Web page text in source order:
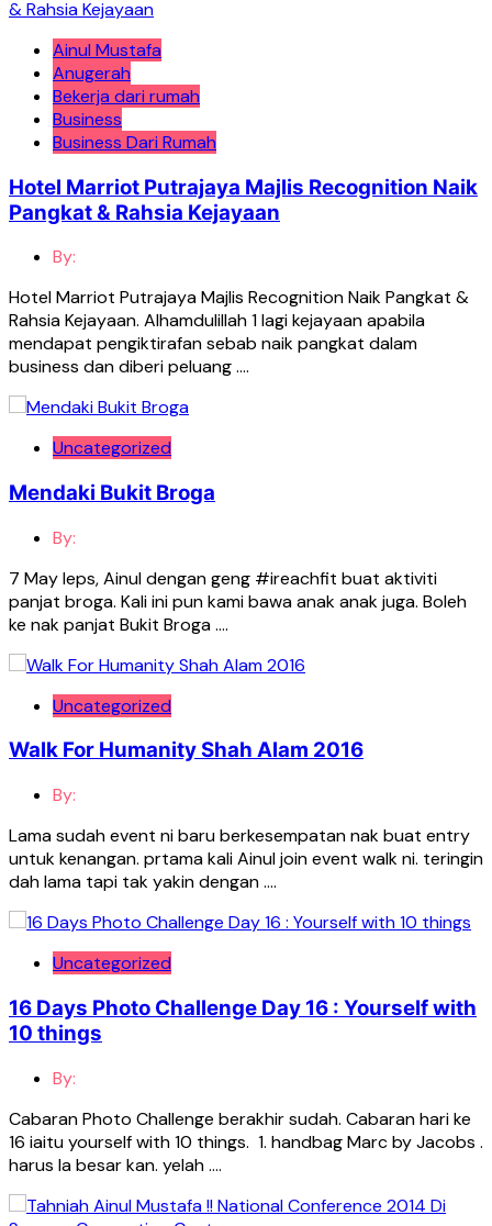
Ainul Mustafa
Anugerah
Bekerja dari rumah
Business
Business Dari Rumah
Hotel Marriot Putrajaya Majlis Recognition Naik
Pangkat & Rahsia Kejayaan
By:
Hotel Marriot Putrajaya Majlis Recognition Naik Pangkat &
Rahsia Kejayaan. Alhamdulillah 1 lagi kejayaan apabila
mendapat pengiktirafan sebab naik pangkat dalam
business dan diberi peluang ….
Uncategorized
Mendaki Bukit Broga
By:
7 May leps, Ainul dengan geng #ireachfit buat aktiviti
panjat broga. Kali ini pun kami bawa anak anak juga. Boleh
ke nak panjat Bukit Broga ….
Uncategorized
Walk For Humanity Shah Alam 2016
By:
Lama sudah event ni baru berkesempatan nak buat entry
untuk kenangan. prtama kali Ainul join event walk ni. teringin
dah lama tapi tak yakin dengan ….
Uncategorized
16 Days Photo Challenge Day 16 : Yourself with
10 things
By:
Cabaran Photo Challenge berakhir sudah. Cabaran hari ke
16 iaitu yourself with 10 things. 1. handbag Marc by Jacobs .
harus la besar kan. yelah ….